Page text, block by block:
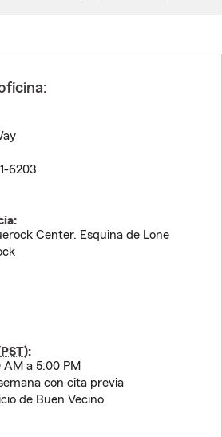
6203
Center. Esquina de Lone
PST):
a 5:00 PM
con cita previa
de Buen Vecino